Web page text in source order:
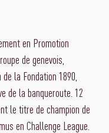
en Promotion
de genevois,
la Fondation 1890,
de la banqueroute. 12
le titre de champion de
en Challenge League.